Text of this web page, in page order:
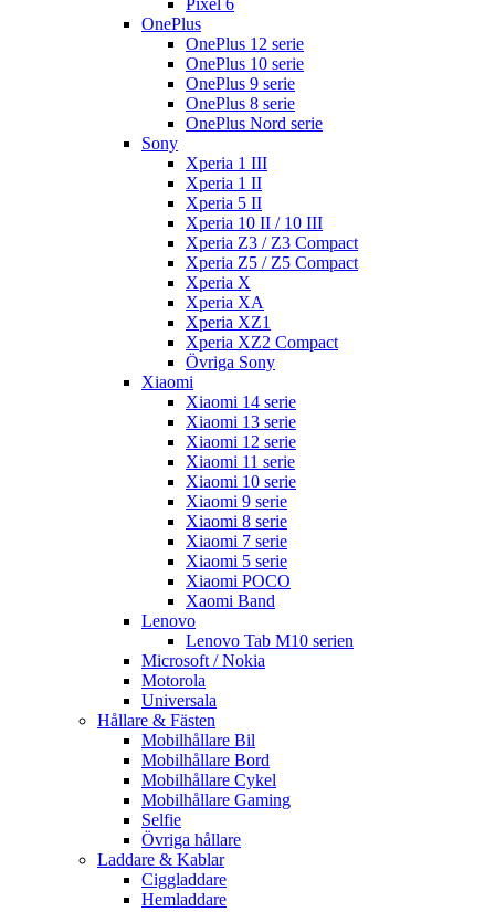
Pixel 6
OnePlus
OnePlus 12 serie
OnePlus 10 serie
OnePlus 9 serie
OnePlus 8 serie
OnePlus Nord serie
Sony
Xperia 1 III
Xperia 1 II
Xperia 5 II
Xperia 10 II / 10 III
Xperia Z3 / Z3 Compact
Xperia Z5 / Z5 Compact
Xperia X
Xperia XA
Xperia XZ1
Xperia XZ2 Compact
Övriga Sony
Xiaomi
Xiaomi 14 serie
Xiaomi 13 serie
Xiaomi 12 serie
Xiaomi 11 serie
Xiaomi 10 serie
Xiaomi 9 serie
Xiaomi 8 serie
Xiaomi 7 serie
Xiaomi 5 serie
Xiaomi POCO
Xaomi Band
Lenovo
Lenovo Tab M10 serien
Microsoft / Nokia
Motorola
Universala
Hållare & Fästen
Mobilhållare Bil
Mobilhållare Bord
Mobilhållare Cykel
Mobilhållare Gaming
Selfie
Övriga hållare
Laddare & Kablar
Ciggladdare
Hemladdare